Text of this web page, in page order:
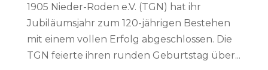
1905 Nieder-Roden e.V. (TGN) hat ihr
Jubiläumsjahr zum 120-jährigen Bestehen
mit einem vollen Erfolg abgeschlossen. Die
TGN feierte ihren runden Geburtstag über...